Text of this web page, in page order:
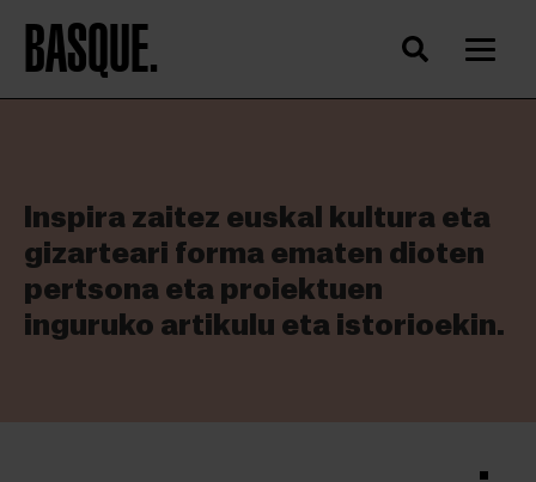
BASQUE.
Inspira zaitez euskal kultura eta
gizarteari forma ematen dioten
pertsona eta proiektuen
inguruko artikulu eta istorioekin.